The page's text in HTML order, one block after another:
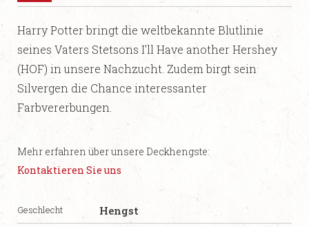
Harry Potter bringt die weltbekannte Blutlinie
seines Vaters Stetsons I'll Have another Hershey
(HOF) in unsere Nachzucht. Zudem birgt sein
Silvergen die Chance interessanter
Farbvererbungen.
Mehr erfahren über unsere Deckhengste:
Kontaktieren Sie uns
Geschlecht Hengst